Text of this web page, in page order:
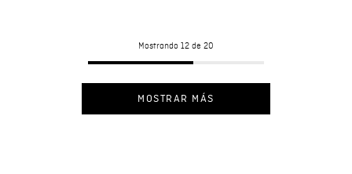
Mostrando 12 de 20
MOSTRAR MÁS